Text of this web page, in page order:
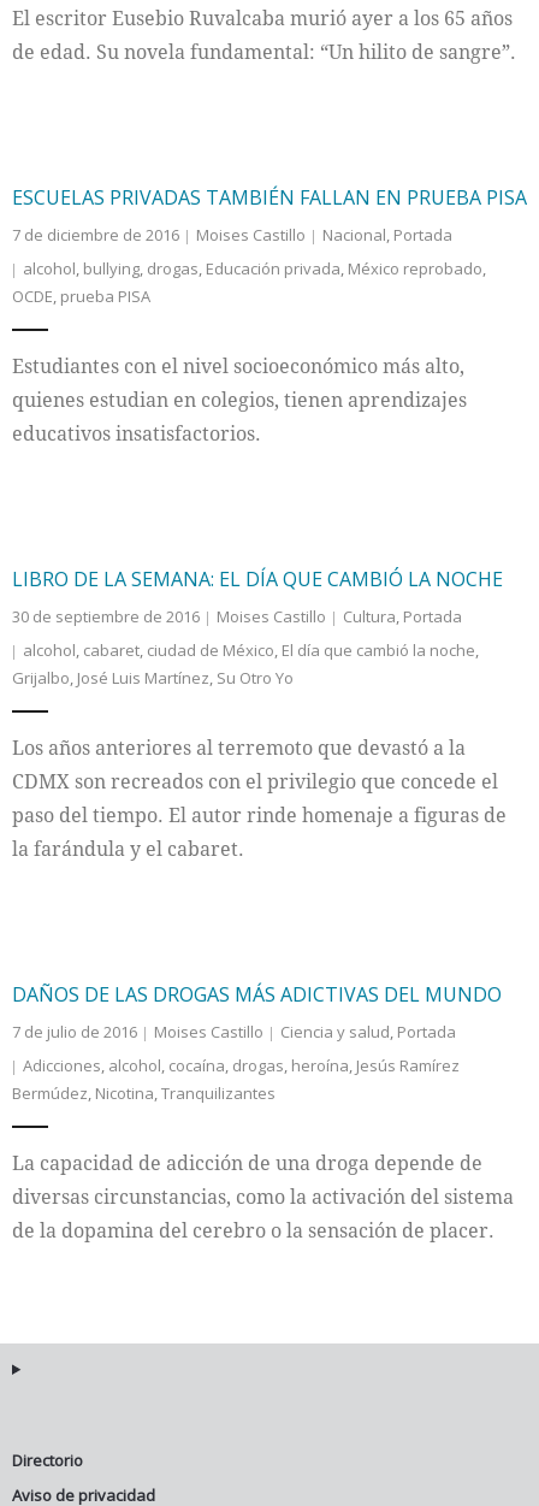
El escritor Eusebio Ruvalcaba murió ayer a los 65 años
de edad. Su novela fundamental: “Un hilito de sangre”.
ESCUELAS PRIVADAS TAMBIÉN FALLAN EN PRUEBA PISA
7 de diciembre de 2016 Moises Castillo Nacional, Portada
alcohol, bullying, drogas, Educación privada, México reprobado,
OCDE, prueba PISA
Estudiantes con el nivel socioeconómico más alto,
quienes estudian en colegios, tienen aprendizajes
educativos insatisfactorios.
LIBRO DE LA SEMANA: EL DÍA QUE CAMBIÓ LA NOCHE
30 de septiembre de 2016 Moises Castillo Cultura, Portada
alcohol, cabaret, ciudad de México, El día que cambió la noche,
Grijalbo, José Luis Martínez, Su Otro Yo
Los años anteriores al terremoto que devastó a la
CDMX son recreados con el privilegio que concede el
paso del tiempo. El autor rinde homenaje a figuras de
la farándula y el cabaret.
DAÑOS DE LAS DROGAS MÁS ADICTIVAS DEL MUNDO
7 de julio de 2016 Moises Castillo Ciencia y salud, Portada
Adicciones, alcohol, cocaína, drogas, heroína, Jesús Ramírez
Bermúdez, Nicotina,Tranquilizantes
La capacidad de adicción de una droga depende de
diversas circunstancias, como la activación del sistema
de la dopamina del cerebro o la sensación de placer.
Directorio
Aviso de privacidad